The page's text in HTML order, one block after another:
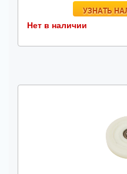
УЗНАТЬ
Нет в наличии